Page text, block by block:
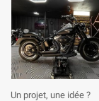
Un projet, une idée ?